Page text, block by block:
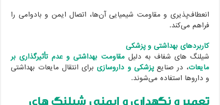
انعطاف‌پذیری و مقاومت شیمیایی آن‌ها، اتصال ایمن و بادوامی را
فراهم می‌کند.
کاربردهای بهداشتی و پزشکی
شیلنگ های شفاف به دلیلمقاومت بهداشتی و عدم تأثیرگذاری بر
مایعات، در صنایعپزشکی و داروسازیبرای انتقال مایعات بهداشتی
و داروها استفاده می‌شوند.